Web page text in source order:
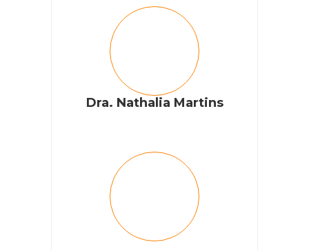
Dra. Nathalia Martins